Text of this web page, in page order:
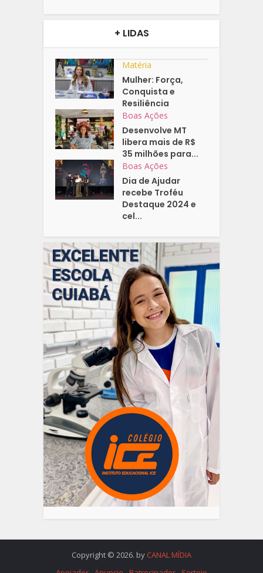
+ LIDAS
Matéria
Mulher: Força,
Conquista e
Resiliência
Boas Ações
Desenvolve MT
libera mais de R$
35 milhões para...
Boas Ações
Dia de Ajudar
recebe Troféu
Destaque 2024 e
cel...
Copyright © 2026. by CANAL MÍDIA